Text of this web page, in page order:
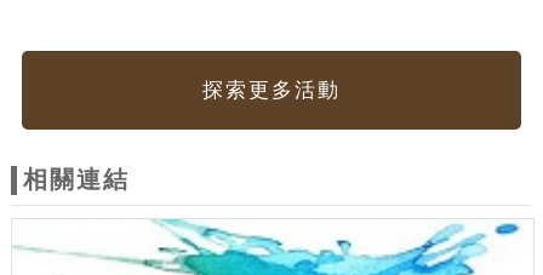
探索更多活動
相關連結